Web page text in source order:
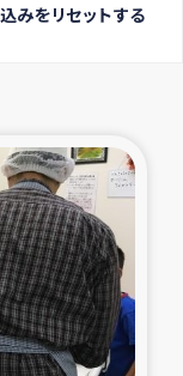
援
援
再建支援
みをリセットする